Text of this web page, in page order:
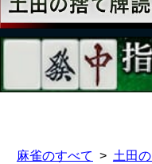
麻雀のすべて 土田